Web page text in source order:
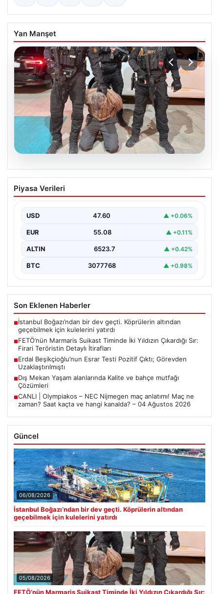
Yan Manşet
05.08.2026
FETÖ’nün Marmaris Suikast Timinde İki
Yıldızın Çıkardığı Sır: Firari Teröristin
15 Temmuz 2016 tarihinde gerçekleştirilen başarısız
girişimin…
Piyasa Verileri
USD 47.60 ▲ +0.06%
EUR 55.08 ▲ +0.11%
ALTIN 6523.7 ▲ +0.42%
BTC 3077768 ▲ +0.98%
Son Eklenen Haberler
■İstanbul Boğazı’ndan bir dev geçti. Köprülerin altından
geçebilmek için kulelerini yatırdı
■FETÖ’nün Marmaris Suikast Timinde İki Yıldızın Çıkardığı Sır:
Firari Teröristin Detaylı İtirafları
■Erdal Beşikçioğlu’nun Esrar Testi Pozitif Çıktı; Görevden
Uzaklaştırılmıştı
■Dış Mekan Yaşam alanlarında Kalite ve bahçe mutfağı
Çözümleri
■CANLI | Olympiakos – NEC Nijmegen maç anlatımı! Maç ne
zaman? Saat kaçta ve hangi kanalda? – 04 Ağustos 2026
Güncel
06/08/2026
İstanbul Boğazı’ndan bir dev geçti. Köprülerin altından
geçebilmek için kulelerini yatırdı
05/08/2026
FETÖ’nün Marmaris Suikast Timinde İki Yıldızın Çıkardığı Sır: